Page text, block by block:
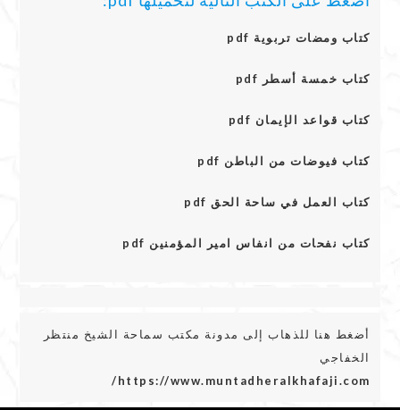
كتاب ومضات تربوية pdf
كتاب خمسة أسطر pdf
كتاب قواعد الإيمان pdf
كتاب فيوضات من الباطن pdf
كتاب العمل في ساحة الحق pdf
كتاب نفحات من انفاس امير المؤمنين pdf
أضغط هنا للذهاب إلى مدونة مكتب سماحة الشيخ منتظر
الخفاجي
https://www.muntadheralkhafaji.com/